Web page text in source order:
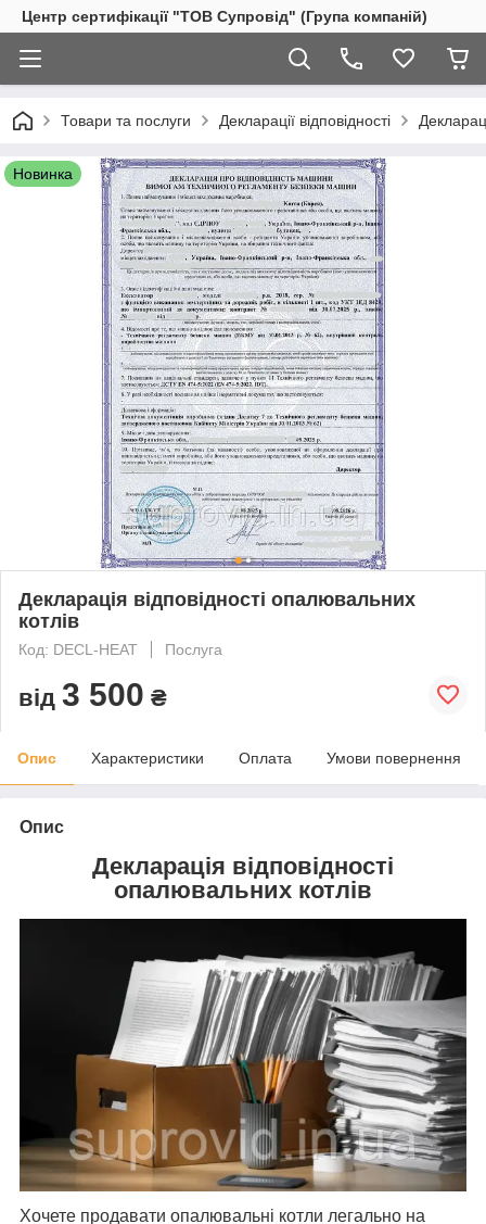
Центр сертифікації "ТОВ Супровід" (Група компаній)
Товари та послуги Декларації відповідності
Новинка
Декларація відповідності опалювальних
котлів
Код: DECL-HEAT Послуга
від 3 500 ₴
Опис Характеристики Оплата Умови повернення
Опис
Декларація відповідності
опалювальних котлів
Хочете продавати опалювальні котли легально на